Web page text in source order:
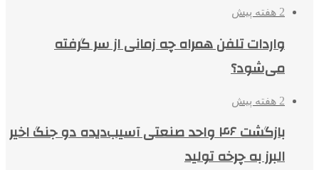
2 هفته پیش
واردات تلفن همراه چه زمانی از سر گرفته
می‌شود؟
2 هفته پیش
بازگشت ۴۶ واحد صنعتی آسیب‌دیده دو جنگ اخیر
البرز به چرخه تولید